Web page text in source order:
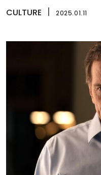
CULTURE 2025.01.11